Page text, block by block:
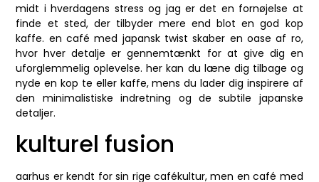
midt i hverdagens stress og jag er det en fornøjelse at
finde et sted, der tilbyder mere end blot en god kop
kaffe. en café med japansk twist skaber en oase af ro,
hvor hver detalje er gennemtænkt for at give dig en
uforglemmelig oplevelse. her kan du læne dig tilbage og
nyde en kop te eller kaffe, mens du lader dig inspirere af
den minimalistiske indretning og de subtile japanske
detaljer.
kulturel fusion
aarhus er kendt for sin rige cafékultur, men en café med